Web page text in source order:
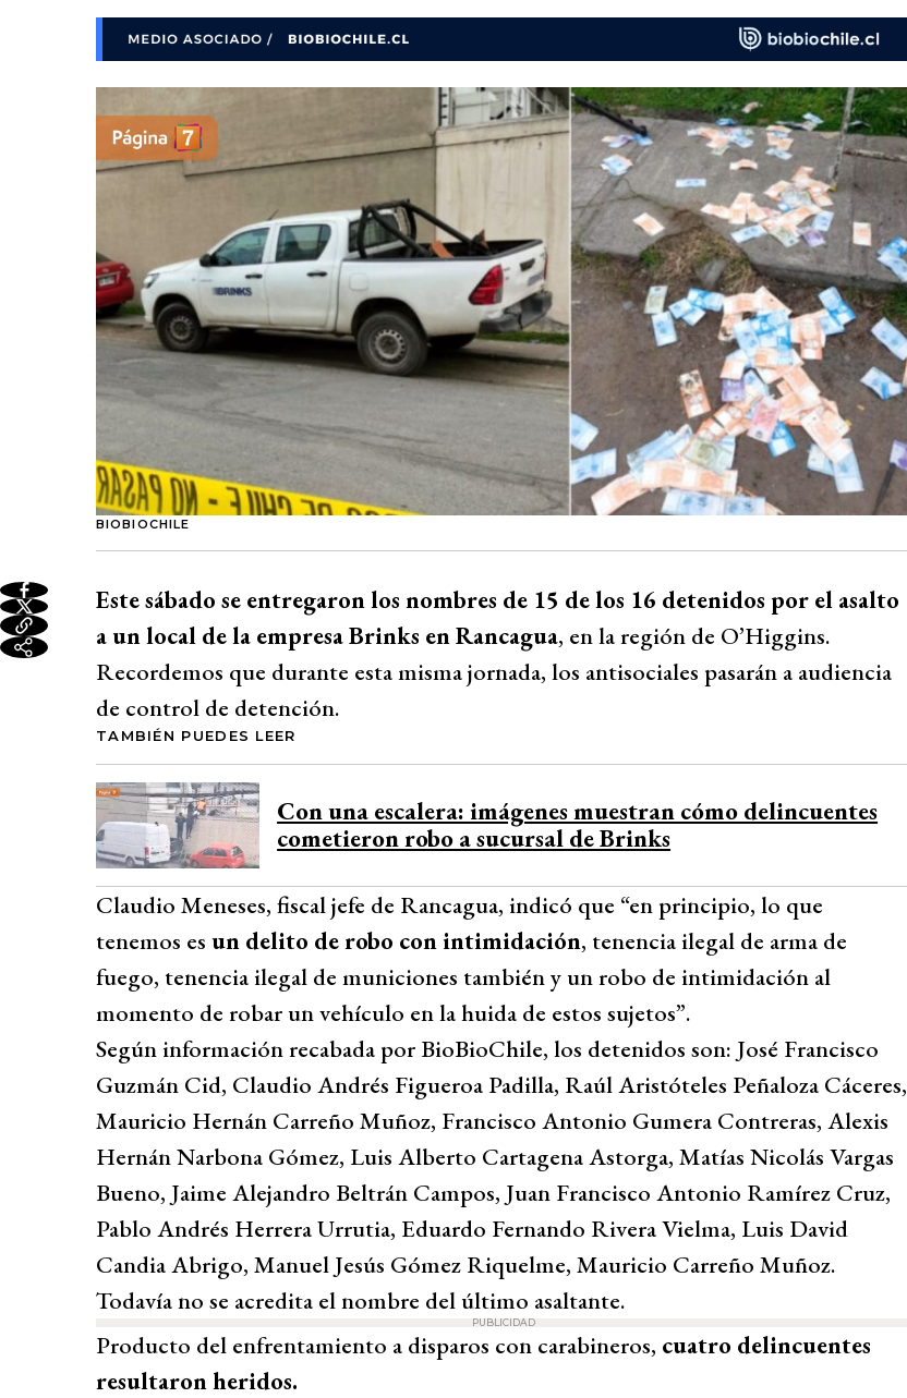
BIOBIOCHILE
Este sábado se entregaron los nombres de 15 de los 16 detenidos por el asalto
a un local de la empresa Brinks en Rancagua, en la región de O’Higgins.
Recordemos que durante esta misma jornada, los antisociales pasarán a audiencia
de control de detención.
TAMBIÉN PUEDES LEER
Con una escalera: imágenes muestran cómo delincuentes
cometieron robo a sucursal de Brinks
Claudio Meneses, fiscal jefe de Rancagua, indicó que “en principio, lo que
tenemos es un delito de robo con intimidación, tenencia ilegal de arma de
fuego, tenencia ilegal de municiones también y un robo de intimidación al
momento de robar un vehículo en la huida de estos sujetos”.
Según información recabada por BioBioChile, los detenidos son: ⁠José Francisco
Guzmán Cid, Claudio Andrés Figueroa Padilla, Raúl Aristóteles Peñaloza Cáceres,
Mauricio Hernán Carreño Muñoz, Francisco Antonio Gumera Contreras, Alexis
Hernán Narbona Gómez, Luis Alberto Cartagena Astorga, Matías Nicolás Vargas
Bueno, Jaime Alejandro Beltrán Campos, Juan Francisco Antonio Ramírez Cruz,
Pablo Andrés Herrera Urrutia, Eduardo Fernando Rivera Vielma, Luis David
Candia Abrigo, ⁠Manuel Jesús Gómez Riquelme, Mauricio Carreño Muñoz.
Todavía no se acredita el nombre del último asaltante.
PUBLICIDAD
Producto del enfrentamiento a disparos con carabineros, cuatro delincuentes
resultaron heridos.